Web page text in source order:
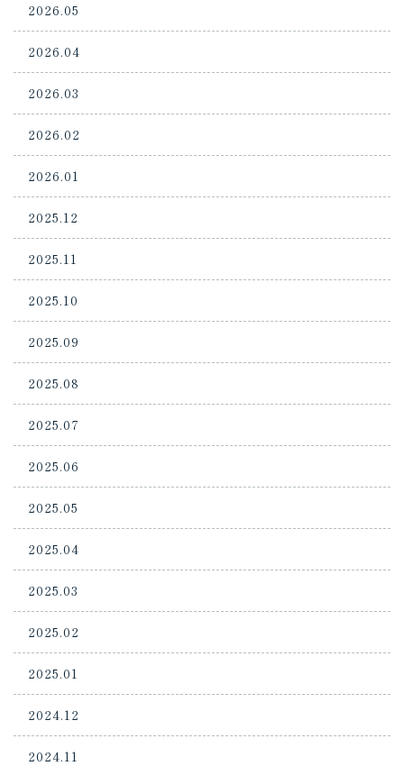
2026.05
2026.04
2026.03
2026.02
2026.01
2025.12
2025.11
2025.10
2025.09
2025.08
2025.07
2025.06
2025.05
2025.04
2025.03
2025.02
2025.01
2024.12
2024.11